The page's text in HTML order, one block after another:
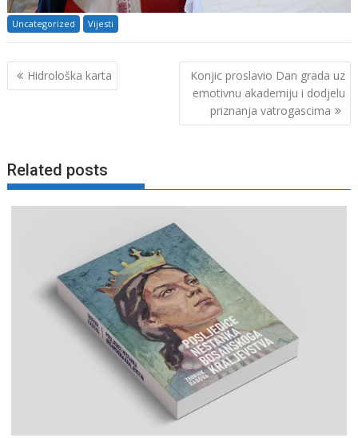
Uncategorized Vijesti
Navigacija
objava
Hidrološka karta
Konjic proslavio Dan grada uz
emotivnu akademiju i dodjelu
priznanja vatrogascima
Related posts